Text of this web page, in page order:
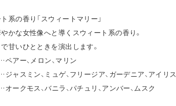
系の香り「スウィートマリー」
かな女性像へと導くスウィート系の香り。
甘いひとときを演出します。
アー、メロン、マリン
ャスミン、ミュゲ、フリージア、ガーデニア、アイリス
ークモス、バニラ、パチュリ、アンバー、ムスク